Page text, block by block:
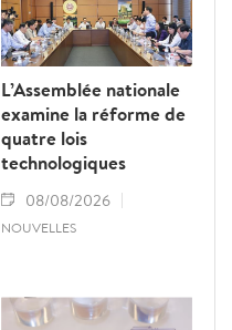
L’Assemblée nationale
examine la réforme de
quatre lois
technologiques
08/08/2026
NOUVELLES